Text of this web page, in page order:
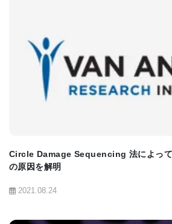
危害を加えようと計画していると
だ」と述べている。
研究から支援・ケアへ
つかると、他の家族にもリスク
題、血管の弱化などの医学的合併
監視と治療を行うことができる
BIOMARKET JP
Circle Damage Sequencing 法によっ
の原因を解明
2021.08.24